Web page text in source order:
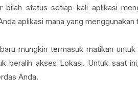
status setiap kali aplikasi
aplikasi mana yang menggunakan
mungkin termasuk matikan
beralih akses Lokasi. Untuk saat
Anda.